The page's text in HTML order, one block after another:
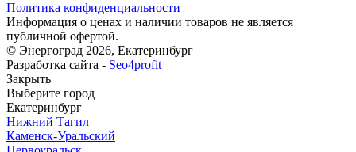
Политика конфиденциальности
Информация о ценах и наличии товаров не является
публичной офертой.
© Энергоград 2026, Екатеринбург
Разработка сайта - Seo4profit
Закрыть
Выберите город
Екатеринбург
Нижний Тагил
Каменск-Уральский